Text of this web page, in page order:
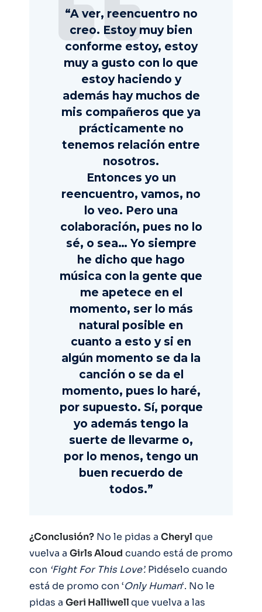
“A ver, reencuentro no
creo. Estoy muy bien
conforme estoy, estoy
muy a gusto con lo que
estoy haciendo y
además hay muchos de
mis compañeros que ya
prácticamente no
tenemos relación entre
nosotros.
Entonces yo un
reencuentro, vamos, no
lo veo. Pero una
colaboración, pues no lo
sé, o sea… Yo siempre
he dicho que hago
música con la gente que
me apetece en el
momento, ser lo más
natural posible en
cuanto a esto y si en
algún momento se da la
canción o se da el
momento, pues lo haré,
por supuesto. Sí, porque
yo además tengo la
suerte de llevarme o,
por lo menos, tengo un
buen recuerdo de
todos.”
¿Conclusión? No le pidas a Cheryl que
vuelva a Girls Aloud cuando está de promo
con ‘Fight For This Love’. Pidéselo cuando
está de promo con ‘Only Human‘. No le
pidas a Geri Halliwellque vuelva a las